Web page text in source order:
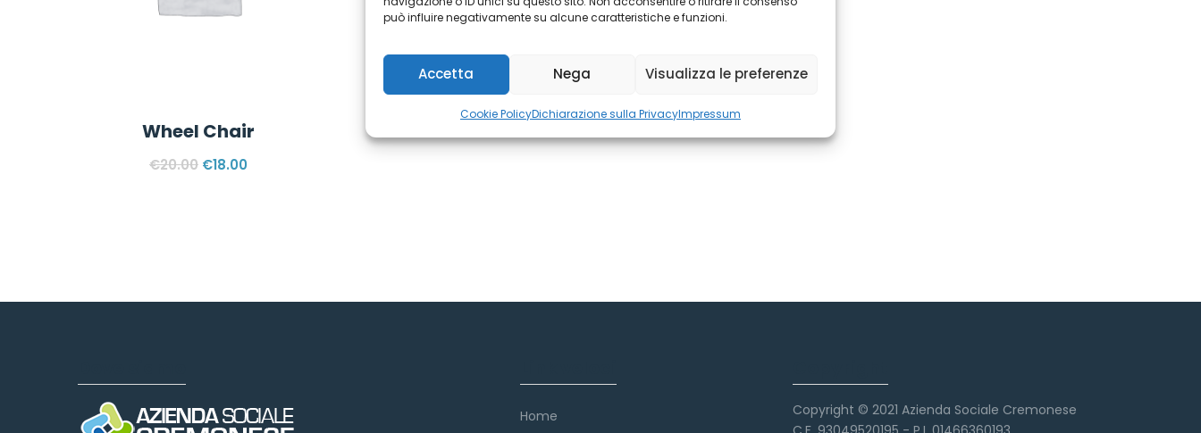
può influire negativamente su alcune caratteristiche e funzioni.
Accetta Nega Visualizza le preferenze
Cookie PolicyDichiarazione sulla PrivacyImpressum
Wheel Chair
€20.00 €18.00
Home
Copyright © 2021 Azienda Sociale Cremonese